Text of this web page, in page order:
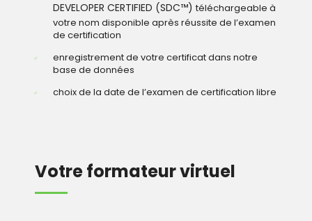
DEVELOPER CERTIFIED (SDC™)téléchargeable à
votre nom disponible après réussite de l’examen
de certification
enregistrement de votre certificat dans notre
base de données
choix de la date de l’examen de certification libre
Votre formateur virtuel